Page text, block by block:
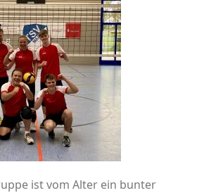
ist vom Alter ein bunter